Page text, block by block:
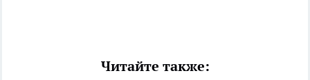
Читайте также: